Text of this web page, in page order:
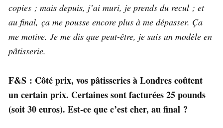
copies ; mais depuis, j’ai muri, je prends du recul ; et
au final, ça me pousse encore plus à me dépasser. Ça
me motive. Je me dis que peut-être, je suis un modèle en
pâtisserie.
F&S : Côté prix, vos pâtisseries à Londres coûtent
un certain prix. Certaines sont facturées 25 pounds
(soit 30 euros). Est-ce que c’est cher, au final ?